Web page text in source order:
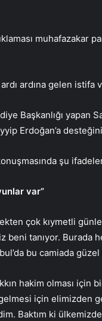
muhafazakar
ardına gelen
Başkanlığı yapan
Erdoğan’a desteğini
şu
var”
çok kıymetli
tanıyor. Burada
bu camiada
hakim olması için
için elimizden
Baktım ki